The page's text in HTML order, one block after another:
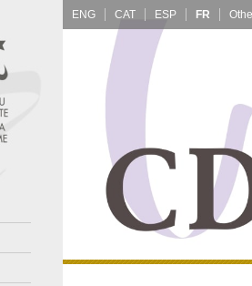
ENG CAT ESP FR